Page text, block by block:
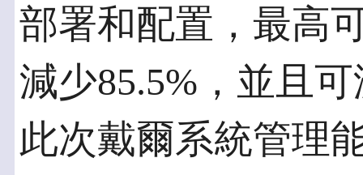
部署和配置，最高
減少85.5%，並且
此次戴爾系統管理